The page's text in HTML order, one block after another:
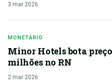
3 mar 2026
MONETÁRIO
Minor Hotels bota preço
milhões no RN
2 mar 2026